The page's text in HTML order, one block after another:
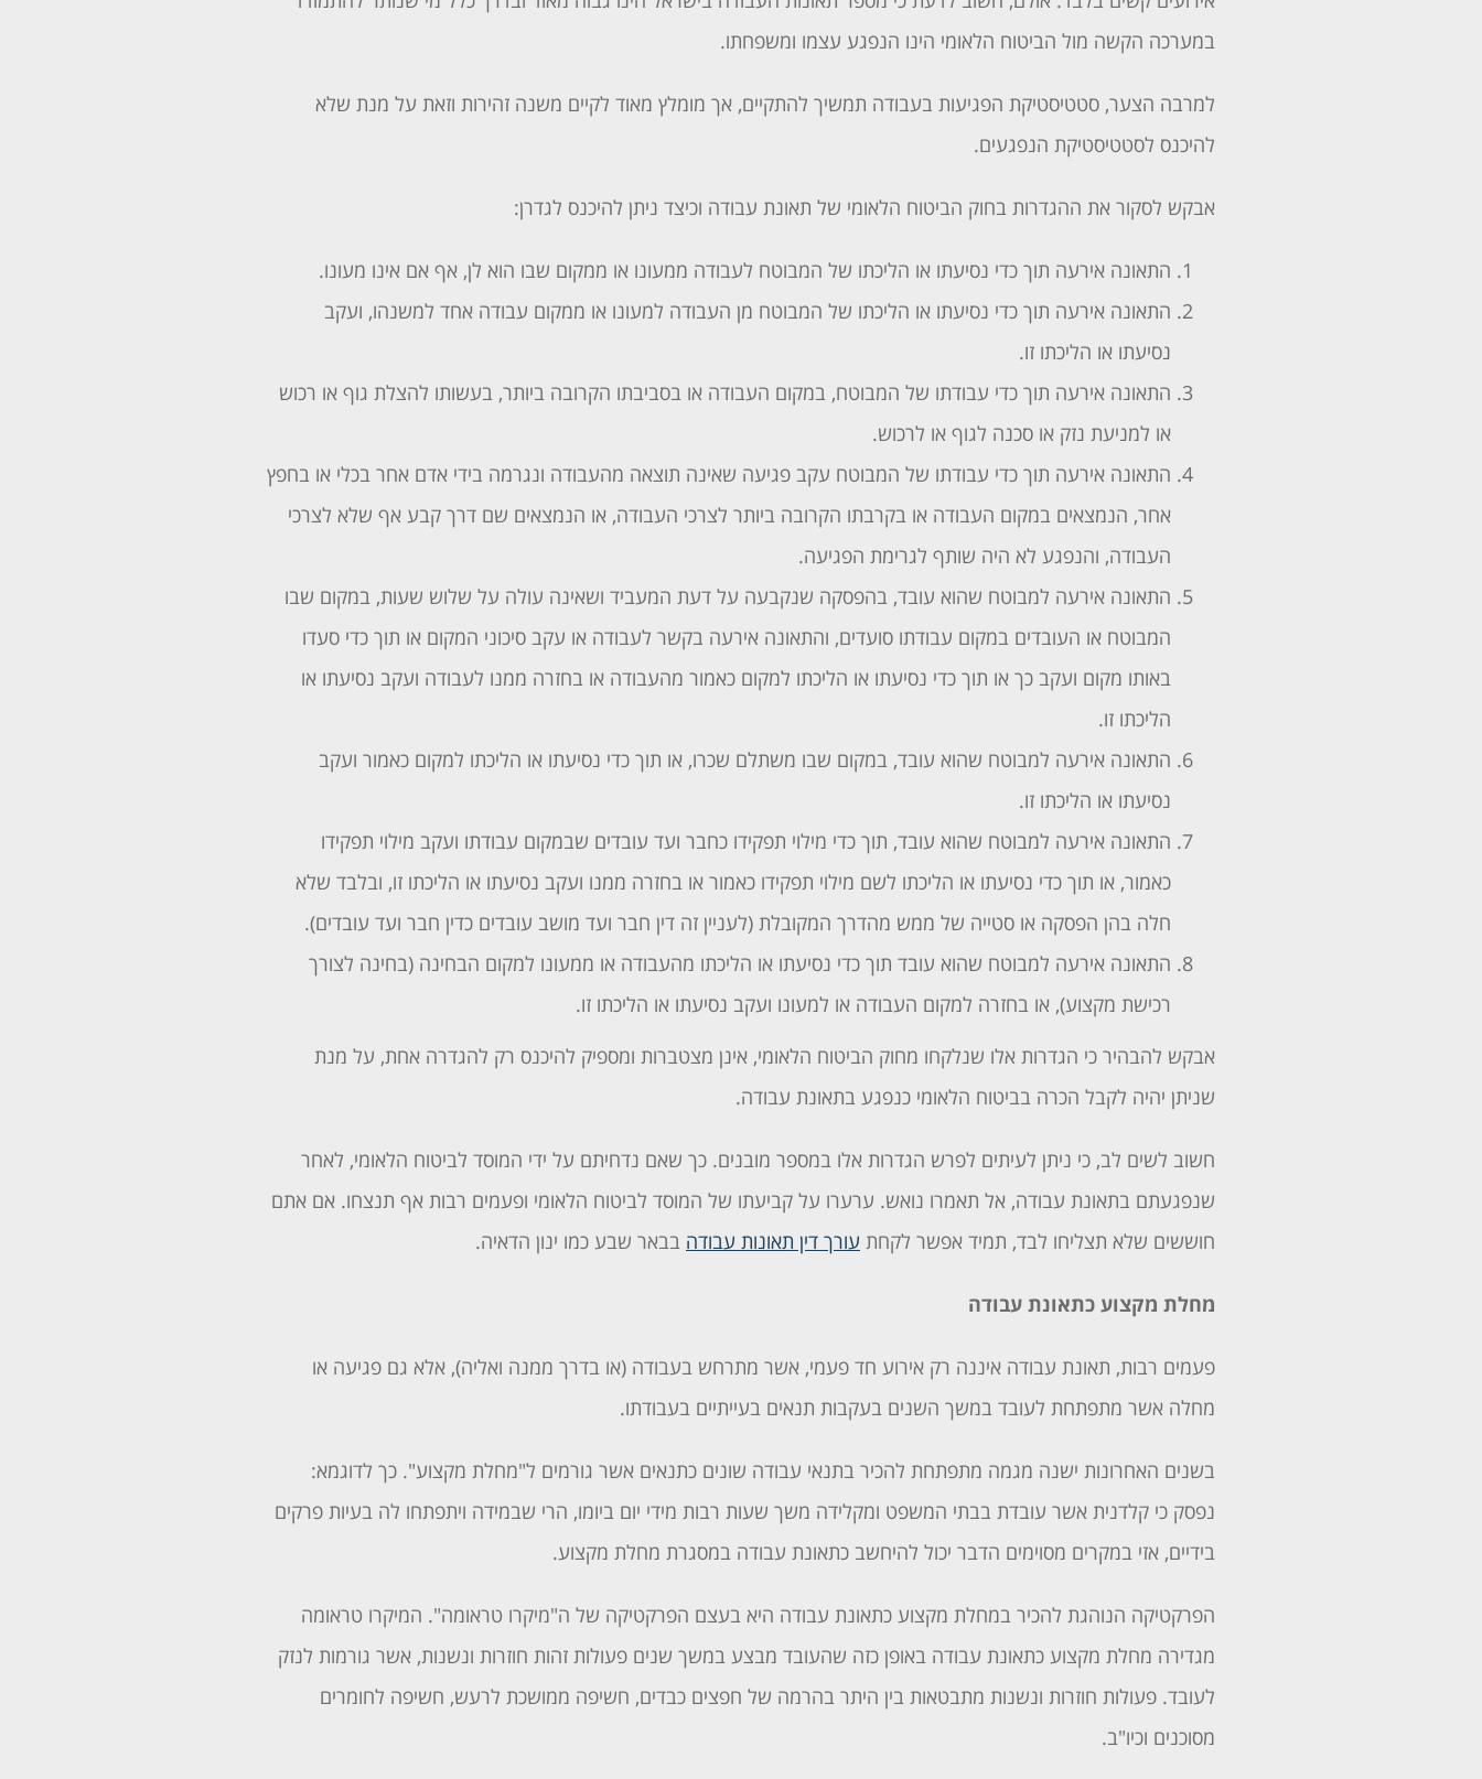
במערכה הקשה מול הביטוח הלאומי הינו הנפגע עצמו ומשפחתו.
למרבה הצער, סטטיסטיקת הפגיעות בעבודה תמשיך להתקיים, אך מומלץ מאוד לקיים משנה זהירות וזאת על מנת שלא
להיכנס לסטטיסטיקת הנפגעים.
אבקש לסקור את ההגדרות בחוק הביטוח הלאומי של תאונת עבודה וכיצד ניתן להיכנס לגדרן:
התאונה אירעה תוך כדי נסיעתו או הליכתו של המבוטח לעבודה ממעונו או ממקום שבו הוא לן, אף אם אינו מעונו.
התאונה אירעה תוך כדי נסיעתו או הליכתו של המבוטח מן העבודה למעונו או ממקום עבודה אחד למשנהו, ועקב
נסיעתו או הליכתו זו.
התאונה אירעה תוך כדי עבודתו של המבוטח, במקום העבודה או בסביבתו הקרובה ביותר, בעשותו להצלת גוף או רכוש
או למניעת נזק או סכנה לגוף או לרכוש.
התאונה אירעה תוך כדי עבודתו של המבוטח עקב פגיעה שאינה תוצאה מהעבודה ונגרמה בידי אדם אחר בכלי או בחפץ
אחר, הנמצאים במקום העבודה או בקרבתו הקרובה ביותר לצרכי העבודה, או הנמצאים שם דרך קבע אף שלא לצרכי
העבודה, והנפגע לא היה שותף לגרימת הפגיעה.
התאונה אירעה למבוטח שהוא עובד, בהפסקה שנקבעה על דעת המעביד ושאינה עולה על שלוש שעות, במקום שבו
המבוטח או העובדים במקום עבודתו סועדים, והתאונה אירעה בקשר לעבודה או עקב סיכוני המקום או תוך כדי סעדו
באותו מקום ועקב כך או תוך כדי נסיעתו או הליכתו למקום כאמור מהעבודה או בחזרה ממנו לעבודה ועקב נסיעתו או
הליכתו זו.
התאונה אירעה למבוטח שהוא עובד, במקום שבו משתלם שכרו, או תוך כדי נסיעתו או הליכתו למקום כאמור ועקב
נסיעתו או הליכתו זו.
התאונה אירעה למבוטח שהוא עובד, תוך כדי מילוי תפקידו כחבר ועד עובדים שבמקום עבודתו ועקב מילוי תפקידו
כאמור, או תוך כדי נסיעתו או הליכתו לשם מילוי תפקידו כאמור או בחזרה ממנו ועקב נסיעתו או הליכתו זו, ובלבד שלא
חלה בהן הפסקה או סטייה של ממש מהדרך המקובלת (לעניין זה דין חבר ועד מושב עובדים כדין חבר ועד עובדים).
התאונה אירעה למבוטח שהוא עובד תוך כדי נסיעתו או הליכתו מהעבודה או ממעונו למקום הבחינה (בחינה לצורך
רכישת מקצוע), או בחזרה למקום העבודה או למעונו ועקב נסיעתו או הליכתו זו.
אבקש להבהיר כי הגדרות אלו שנלקחו מחוק הביטוח הלאומי, אינן מצטברות ומספיק להיכנס רק להגדרה אחת, על מנת
שניתן יהיה לקבל הכרה בביטוח הלאומי כנפגע בתאונת עבודה.
חשוב לשים לב, כי ניתן לעיתים לפרש הגדרות אלו במספר מובנים. כך שאם נדחיתם על ידי המוסד לביטוח הלאומי, לאחר
שנפגעתם בתאונת עבודה, אל תאמרו נואש. ערערו על קביעתו של המוסד לביטוח הלאומי ופעמים רבות אף תנצחו. אם אתם
חוששים שלא תצליחו לבד, תמיד אפשר לקחת עורך דין תאונות עבודה בבאר שבע כמו ינון הדאיה.
מחלת מקצוע כתאונת עבודה
פעמים רבות, תאונת עבודה איננה רק אירוע חד פעמי, אשר מתרחש בעבודה (או בדרך ממנה ואליה), אלא גם פגיעה או
מחלה אשר מתפתחת לעובד במשך השנים בעקבות תנאים בעייתיים בעבודתו.
בשנים האחרונות ישנה מגמה מתפתחת להכיר בתנאי עבודה שונים כתנאים אשר גורמים ל"מחלת מקצוע". כך לדוגמא:
נפסק כי קלדנית אשר עובדת בבתי המשפט ומקלידה משך שעות רבות מידי יום ביומו, הרי שבמידה ויתפתחו לה בעיות פרקים
בידיים, אזי במקרים מסוימים הדבר יכול להיחשב כתאונת עבודה במסגרת מחלת מקצוע.
הפרקטיקה הנוהגת להכיר במחלת מקצוע כתאונת עבודה היא בעצם הפרקטיקה של ה"מיקרו טראומה". המיקרו טראומה
מגדירה מחלת מקצוע כתאונת עבודה באופן כזה שהעובד מבצע במשך שנים פעולות זהות חוזרות ונשנות, אשר גורמות לנזק
לעובד. פעולות חוזרות ונשנות מתבטאות בין היתר בהרמה של חפצים כבדים, חשיפה ממושכת לרעש, חשיפה לחומרים
מסוכנים וכיו"ב.